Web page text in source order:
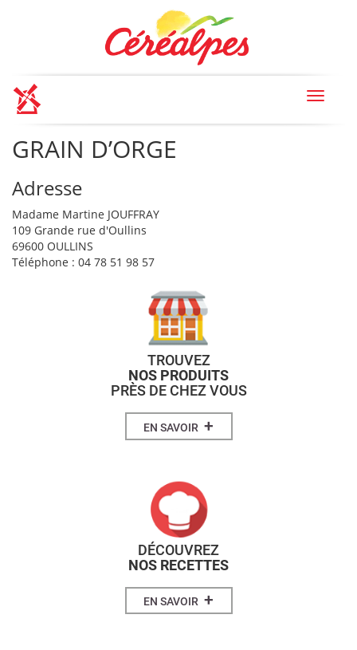
Toggle
GRAIN D’ORGE
Adresse
Madame Martine JOUFFRAY
109 Grande rue d'Oullins
69600 OULLINS
Téléphone : 04 78 51 98 57
TROUVEZ
NOS PRODUITS
PRÈS DE CHEZ VOUS
EN SAVOIR +
DÉCOUVREZ
NOS RECETTES
EN SAVOIR +